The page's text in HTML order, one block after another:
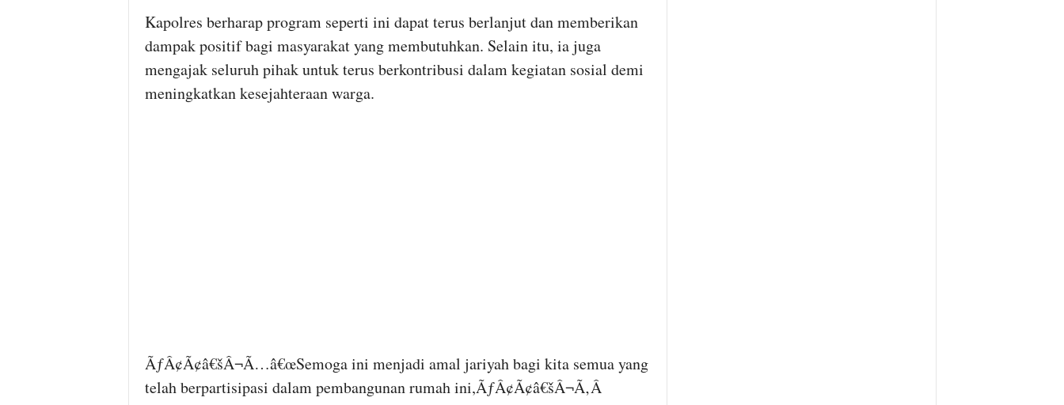
Kapolres berharap program seperti ini dapat terus berlanjut dan memberikan
dampak positif bagi masyarakat yang membutuhkan. Selain itu, ia juga
mengajak seluruh pihak untuk terus berkontribusi dalam kegiatan sosial demi
meningkatkan kesejahteraan warga.
ÃƒÂ¢Ã¢â€šÂ¬Ã…â€œSemoga ini menjadi amal jariyah bagi kita semua yang
telah berpartisipasi dalam pembangunan rumah ini,ÃƒÂ¢Ã¢â€šÂ¬Ã‚Â